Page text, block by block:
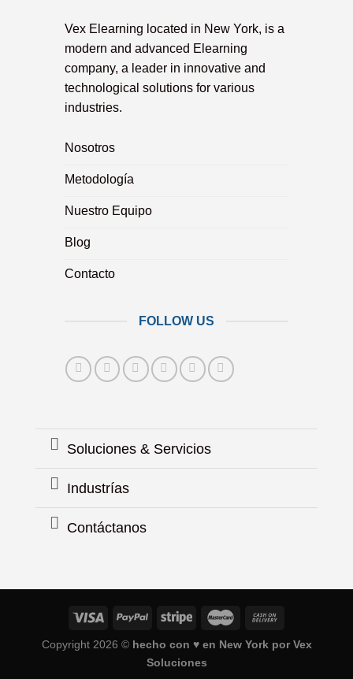
Vex Elearning located in New York, is a
modern and advanced Elearning
company, a leader in innovative and
technological solutions for various
industries.
Nosotros
Metodología
Nuestro Equipo
Blog
Contacto
FOLLOW US
Soluciones & Servicios
Industrías
Contáctanos
Copyright 2026 © hecho con ♥ en New York porVex
Soluciones